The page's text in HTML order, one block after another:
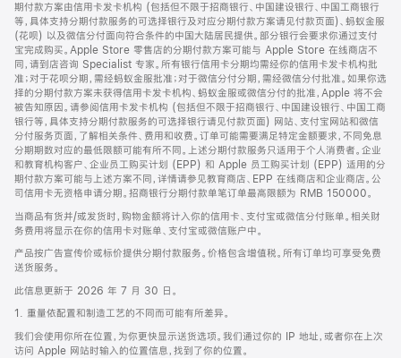
期付款方案由信用卡发卡机构 (包括但不限于招商银行、中国建设银行、中国工商银行
等，具体支持分期付款服务的可选择银行及对应分期付款方案请见付款页面)、蚂蚁金服
(花呗) 以及微信分付面向符合条件的中国大陆居民提供。部分银行会要求你通过支付
宝完成购买。Apple Store 零售店的分期付款方案可能与 Apple Store 在线商店不
同，请到店咨询 Specialist 专家。所有银行信用卡分期均需经你的信用卡发卡机构批
准；对于花呗分期，需经蚂蚁金服批准；对于微信分付分期，需经微信分付批准。如果你选
择的分期付款方案未获得信用卡发卡机构、蚂蚁金服或微信分付的批准，Apple 将不会
被告知原因。请参阅信用卡发卡机构 (包括但不限于招商银行、中国建设银行、中国工商
银行等，具体支持分期付款服务的可选择银行请见付款页面) 网站、支付宝网站和微信
分付服务页面，了解相关条件、费用和收费。订单可能需要满足特定金额要求，不同免息
分期期数对应的最低限额可能有所不同。上述分期付款服务只适用于个人消费者。企业
和教育机构客户、企业员工购买计划 (EPP) 和 Apple 员工购买计划 (EPP) 适用的分
期付款方案可能与上述方案不同，详情请参见教育商店、EPP 在线商店和企业商店。公
司信用卡无资格申请分期。招商银行分期付款单笔订单最高限额为 RMB 150000。
当商品有货并/或发货时，购物金额将计入你的信用卡、支付宝或微信分付账单。相关财
务费用将显示在你的信用卡对账单、支付宝或微信账户中。
产品按广告宣传价或标价提供分期付款服务。价格包含增值税。所有订单均可享受免费
送货服务。
此信息更新于 2026 年 7 月 30 日。
1. 重量依配置和制造工艺的不同而可能有所差异。
我们会使用你所在位置，为你更快显示送货选项。我们通过你的 IP 地址，或者你在上次
访问 Apple 网站时输入的位置信息，找到了你的位置。